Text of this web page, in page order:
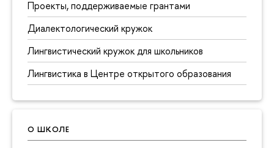
Проекты, поддерживаемые грантами
Диалектологический кружок
Лингвистический кружок для школьников
Лингвистика в Центре открытого образования
О ШКОЛЕ